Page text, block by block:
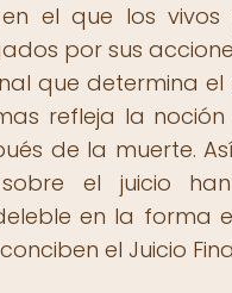
en el que los
por sus
que determina
refleja la
de la muerte.
el juicio
en la forma
el Juicio